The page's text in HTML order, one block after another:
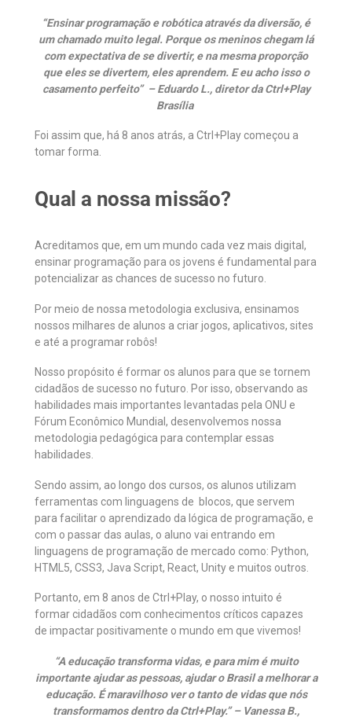
“Ensinar programação e robótica através da diversão, é
um chamado muito legal. Porque os meninos chegam lá
com expectativa de se divertir, e na mesma proporção
que eles se divertem, eles aprendem. E eu acho isso o
casamento perfeito” – Eduardo L., diretor da Ctrl+Play
Brasília
Foi assim que, há 8 anos atrás, a Ctrl+Play começou a
tomar forma.
Qual a nossa missão?
Acreditamos que, em um mundo cada vez mais digital,
ensinar programação para os jovens é fundamental para
potencializar as chances de sucesso no futuro.
Por meio de nossa metodologia exclusiva, ensinamos
nossos milhares de alunos a criar jogos, aplicativos, sites
e até a programar robôs!
Nosso propósito é formar os alunos para que se tornem
cidadãos de sucesso no futuro. Por isso, observando as
habilidades mais importantes levantadas pela ONU e
Fórum Econômico Mundial, desenvolvemos nossa
metodologia pedagógica para contemplar essas
habilidades.
Sendo assim, ao longo dos cursos, os alunos utilizam
ferramentas com linguagens de blocos, que servem
para facilitar o aprendizado da lógica de programação, e
com o passar das aulas, o aluno vai entrando em
linguagens de programação de mercado como: Python,
HTML5, CSS3, Java Script, React, Unity e muitos outros.
Portanto, em 8 anos de Ctrl+Play, o nosso intuito é
formar cidadãos com conhecimentos críticos capazes
de impactar positivamente o mundo em que vivemos!
“A educação transforma vidas, e para mim é muito
importante ajudar as pessoas, ajudar o Brasil a melhorar a
educação. É maravilhoso ver o tanto de vidas que nós
transformamos dentro da Ctrl+Play.” – Vanessa B.,